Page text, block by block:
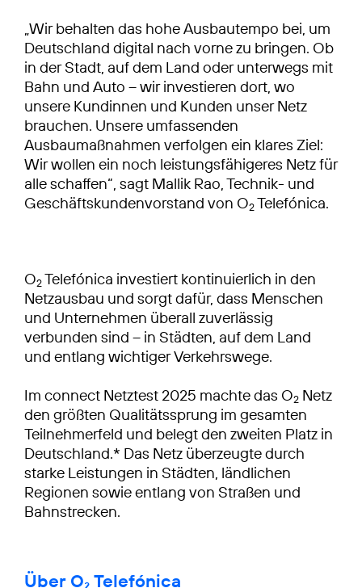
„Wir behalten das hohe Ausbautempo bei, um
Deutschland digital nach vorne zu bringen. Ob
in der Stadt, auf dem Land oder unterwegs mit
Bahn und Auto – wir investieren dort, wo
unsere Kundinnen und Kunden unser Netz
brauchen. Unsere umfassenden
Ausbaumaßnahmen verfolgen ein klares Ziel:
Wir wollen ein noch leistungsfähigeres Netz für
alle schaffen“, sagt Mallik Rao, Technik- und
Geschäftskundenvorstand von O2Telefónica.
O2Telefónica investiert kontinuierlich in den
Netzausbau und sorgt dafür, dass Menschen
und Unternehmen überall zuverlässig
verbunden sind – in Städten, auf dem Land
und entlang wichtiger Verkehrswege.
Im connect Netztest 2025 machte das O2 Netz
den größten Qualitätssprung im gesamten
Teilnehmerfeld und belegt den zweiten Platz in
Deutschland.* Das Netz überzeugte durch
starke Leistungen in Städten, ländlichen
Regionen sowie entlang von Straßen und
Bahnstrecken.
Über O₂ Telefónica